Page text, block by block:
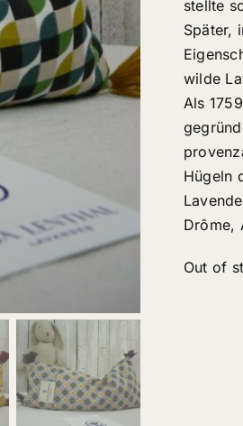
stellte
Später,
wilde
Als
Hügeln
Drôme,
Out of